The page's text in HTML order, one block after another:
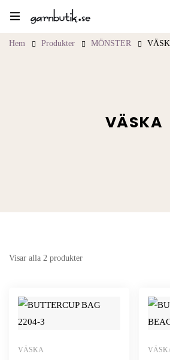
Hem Produkter MÖNSTER
VÄSKA
Visar alla 2 produkter
VÄSKA